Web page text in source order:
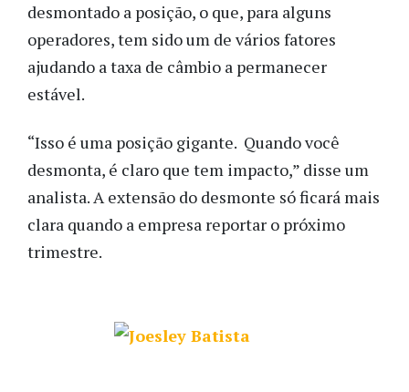
desmontado a posição, o que, para alguns
operadores, tem sido um de vários fatores
ajudando a taxa de câmbio a permanecer
estável.
“Isso é uma posição gigante. Quando você
desmonta, é claro que tem impacto,” disse um
analista. A extensão do desmonte só ficará mais
clara quando a empresa reportar o próximo
trimestre.